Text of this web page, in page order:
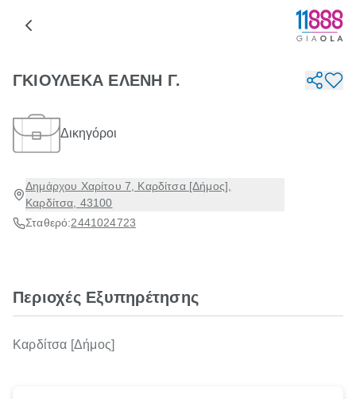
ΓΚΙΟΥΛΕΚΑ ΕΛΕΝΗ Γ.
Δικηγόροι
Δημάρχου Χαρίτου 7, Καρδίτσα [Δήμος],
Καρδίτσα, 43100
Σταθερό:2441024723
Περιοχές Εξυπηρέτησης
Καρδίτσα [Δήμος]